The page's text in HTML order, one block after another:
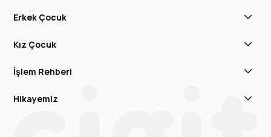
Erkek Çocuk
Kız Çocuk
İşlem Rehberi
Hikayemiz